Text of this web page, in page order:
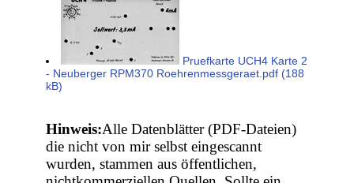
Pruefkarte UCH4 Karte 2
- Neuberger RPM370 Roehrenmessgeraet.pdf (188
kB)
Hinweis:Alle Datenblätter (PDF-Dateien)
die nicht von mir selbst eingescannt
wurden, stammen aus öffentlichen,